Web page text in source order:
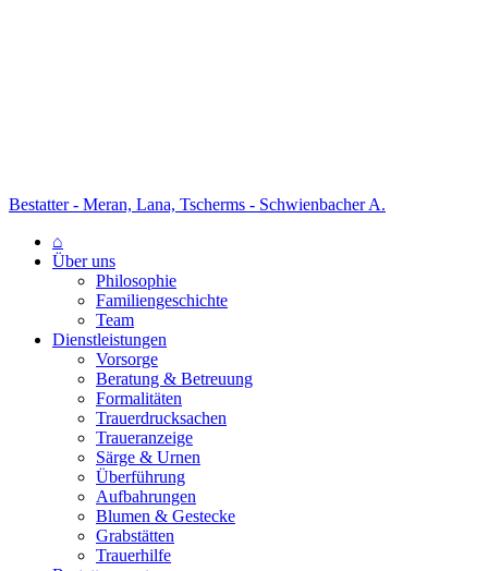
Bestatter - Meran, Lana, Tscherms - Schwienbacher A.
⌂
Über uns
Philosophie
Familiengeschichte
Team
Dienstleistungen
Vorsorge
Beratung & Betreuung
Formalitäten
Trauerdrucksachen
Traueranzeige
Särge & Urnen
Überführung
Aufbahrungen
Blumen & Gestecke
Grabstätten
Trauerhilfe